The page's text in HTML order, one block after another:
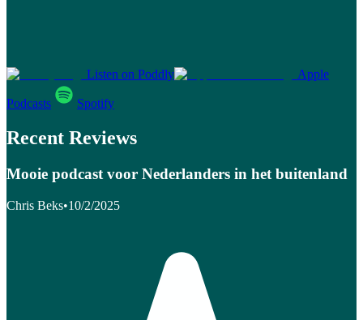
Listen on Poddly Apple
Podcasts Spotify
Recent Reviews
Mooie podcast voor Nederlanders in het buitenland
Chris Beks•10/2/2025